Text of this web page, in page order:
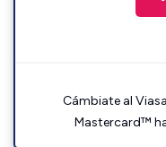
Cámbiate al
Mastercard™